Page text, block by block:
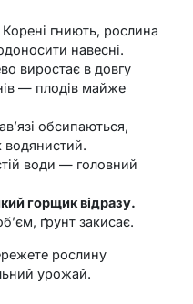
Корені гниють, рослина
навесні.
виростає в довгу
— плодів майже
обсипаються,
водянистий.
води — головний
горщик відразу.
ґрунт закисає.
рослину
урожай.